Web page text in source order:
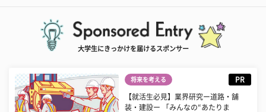
大学生にきっかけを届けるスポンサー
将来を考える PR
【就活生必見】業界研究ー道路・舗
装・建設ー 「みんなの“あたりま